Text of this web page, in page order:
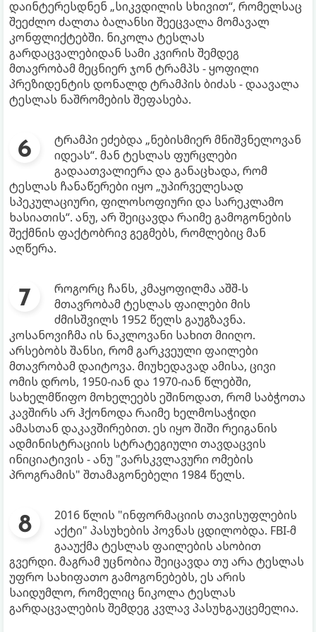
დაინტერესდნენ „სიკვდილის სხივით“, რომელსაც
შეეძლო ძალთა ბალანსი შეეცვალა მომავალ
კონფლიქტებში. ნიკოლა ტესლას
გარდაცვალებიდან სამი კვირის შემდეგ
მთავრობამ მეცნიერ ჯონ ტრამპს - ყოფილი
პრეზიდენტის დონალდ ტრამპის ბიძას - დაავალა
ტესლას ნაშრომების შეფასება.
ტრამპი ეძებდა „ნებისმიერ მნიშვნელოვან
იდეას“. მან ტესლას ფურცლები
გადაათვალიერა და განაცხადა, რომ
ტესლას ჩანაწერები იყო „უპირველესად
სპეკულაციური, ფილოსოფიური და სარეკლამო
ხასიათის“. ანუ, არ შეიცავდა რაიმე გამოგონების
შექმნის ფაქტობრივ გეგმებს, რომლებიც მან
აღწერა.
როგორც ჩანს, კმაყოფილმა აშშ-ს
მთავრობამ ტესლას ფაილები მის
ძმისშვილს 1952 წელს გაუგზავნა.
კოსანოვიჩმა ის ნაკლოვანი სახით მიიღო.
არსებობს შანსი, რომ გარკვეული ფაილები
მთავრობამ დაიტოვა. მიუხედავად ამისა, ცივი
ომის დროს, 1950-იან და 1970-იან წლებში,
სახელმწიფო მოხელეებს ეშინოდათ, რომ საბჭოთა
კავშირს არ ჰქონოდა რაიმე ხელმოსაჭიდი
ამასთან დაკავშირებით. ეს იყო შიში რეიგანის
ადმინისტრაციის სტრატეგიული თავდაცვის
ინიციატივის - ანუ "ვარსკვლავური ომების
პროგრამის" შთამაგონებელი 1984 წელს.
2016 წლის "ინფორმაციის თავისუფლების
აქტი" პასუხების პოვნას ცდილობდა. FBI-მ
გააუქმა ტესლას ფაილების ასობით
გვერდი. მაგრამ უცნობია შეიცავდა თუ არა ტესლას
უფრო სახიფათო გამოგონებებს, ეს არის
საიდუმლო, რომელიც ნიკოლა ტესლას
გარდაცვალების შემდეგ კვლავ პასუხგაუცემელია.